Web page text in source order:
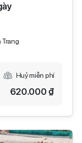
Trang
Huỷ miễn phí
620.000 ₫